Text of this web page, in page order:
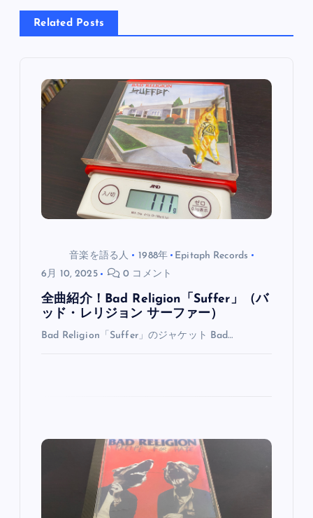
シRelated Posts
音楽を語る人 1988年
Epitaph Records
6月 10, 2025
0 コメント
全曲紹介！Bad Religion「Suffer」（バ
ッド・レリジョン サーファー）
Bad Religion「Suffer」のジャケット Bad…